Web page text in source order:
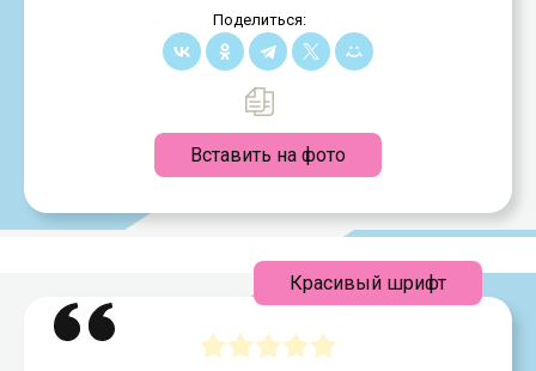
Поделиться:
Вставить на фото
Красивый шрифт